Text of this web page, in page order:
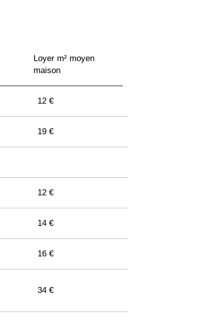
Loyer m² moyen
maison
12 €
19 €
12 €
14 €
16 €
34 €